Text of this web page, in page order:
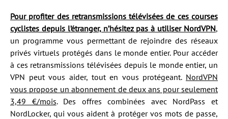
Pour profiter des retransmissions télévisées de ces courses
cyclistes depuis l’étranger, n’hésitez pas à utiliser NordVPN,
un programme vous permettant de rejoindre des réseaux
privés virtuels protégés dans le monde entier. Pour accéder
à ces retransmissions télévisées depuis le monde entier, un
VPN peut vous aider, tout en vous protégeant. NordVPN
vous propose un abonnement de deux ans pour seulement
3,49 €/mois. Des offres combinées avec NordPass et
NordLocker, qui vous aident à protéger vos mots de passe,